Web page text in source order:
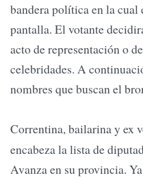
bandera política en la
pantalla. El votante
acto de representación o
celebridades. A
nombres que buscan el
Correntina, bailarina y ex
encabeza la lista de
Avanza en su provincia.